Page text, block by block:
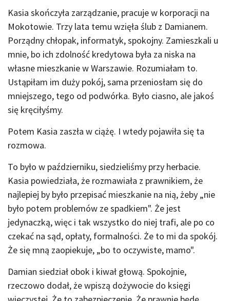
Kasia skończyła zarządzanie, pracuje w korporacji na
Mokotowie. Trzy lata temu wzięła ślub z Damianem.
Porządny chłopak, informatyk, spokojny. Zamieszkali u
mnie, bo ich zdolność kredytowa była za niska na
własne mieszkanie w Warszawie. Rozumiałam to.
Ustąpiłam im duży pokój, sama przeniosłam się do
mniejszego, tego od podwórka. Było ciasno, ale jakoś
się kręciłyśmy.
Potem Kasia zaszła w ciążę. I wtedy pojawiła się ta
rozmowa.
To było w październiku, siedzieliśmy przy herbacie.
Kasia powiedziała, że rozmawiała z prawnikiem, że
najlepiej by było przepisać mieszkanie na nią, żeby „nie
było potem problemów ze spadkiem". Że jest
jedynaczką, więc i tak wszystko do niej trafi, ale po co
czekać na sąd, opłaty, formalności. Że to mi da spokój.
Że się mną zaopiekuje, „bo to oczywiste, mamo".
Damian siedział obok i kiwał głową. Spokojnie,
rzeczowo dodał, że wpiszą dożywocie do księgi